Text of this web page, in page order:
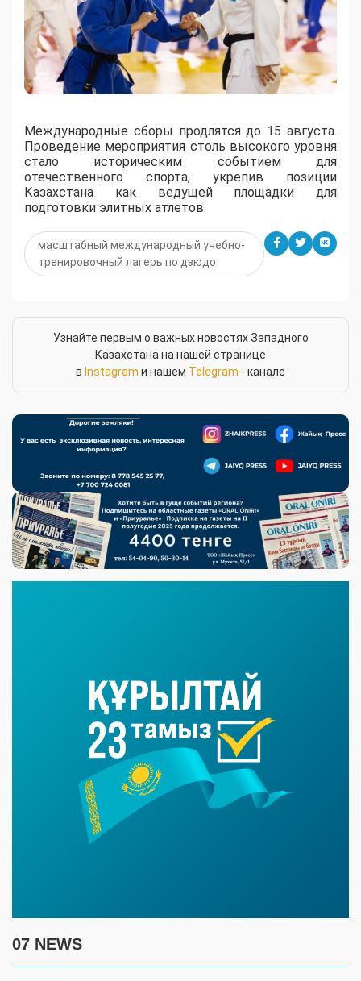
Международные сборы продлятся до 15 августа.
Проведение мероприятия столь высокого уровня
стало историческим событием для
отечественного спорта, укрепив позиции
Казахстана как ведущей площадки для
подготовки элитных атлетов.
масштабный международный учебно-
тренировочный лагерь по дзюдо
Узнайте первым о важных новостях Западного
Казахстана на нашей странице
в Instagram и нашем Telegram - канале
07 NEWS